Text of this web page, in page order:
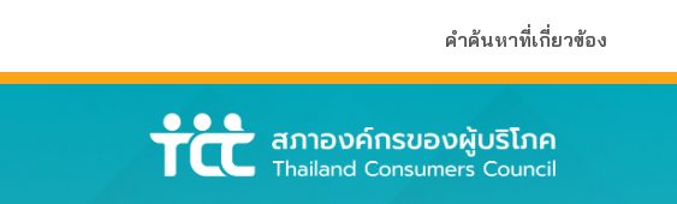
คำค้นหาที่เกี่ยวข้อง